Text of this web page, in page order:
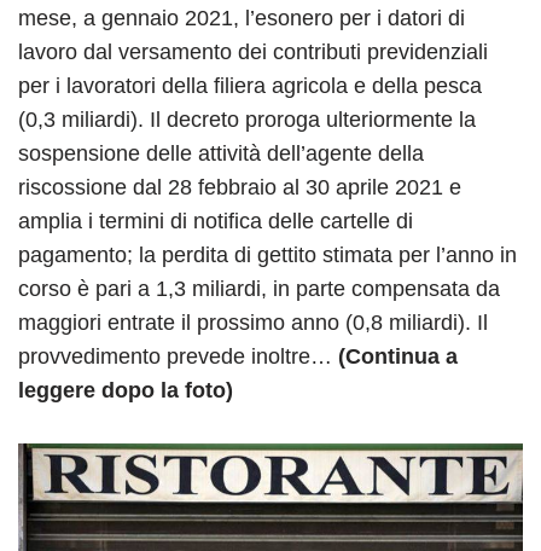
mese, a gennaio 2021, l’esonero per i datori di
lavoro dal versamento dei contributi previdenziali
per i lavoratori della filiera agricola e della pesca
(0,3 miliardi). Il decreto proroga ulteriormente la
sospensione delle attività dell’agente della
riscossione dal 28 febbraio al 30 aprile 2021 e
amplia i termini di notifica delle cartelle di
pagamento; la perdita di gettito stimata per l’anno in
corso è pari a 1,3 miliardi, in parte compensata da
maggiori entrate il prossimo anno (0,8 miliardi). Il
provvedimento prevede inoltre… (Continua a
leggere dopo la foto)